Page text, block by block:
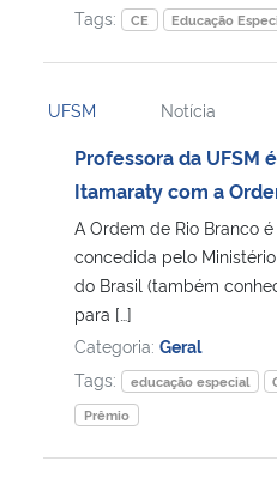
Tags:
CE Educação
UFSM Notícia
Professora da UFSM
Itamaraty com a
A Ordem de Rio Branco
concedida pelo
do Brasil (também
para […]
Categoria: Geral
Tags:
educação especial
Prêmio